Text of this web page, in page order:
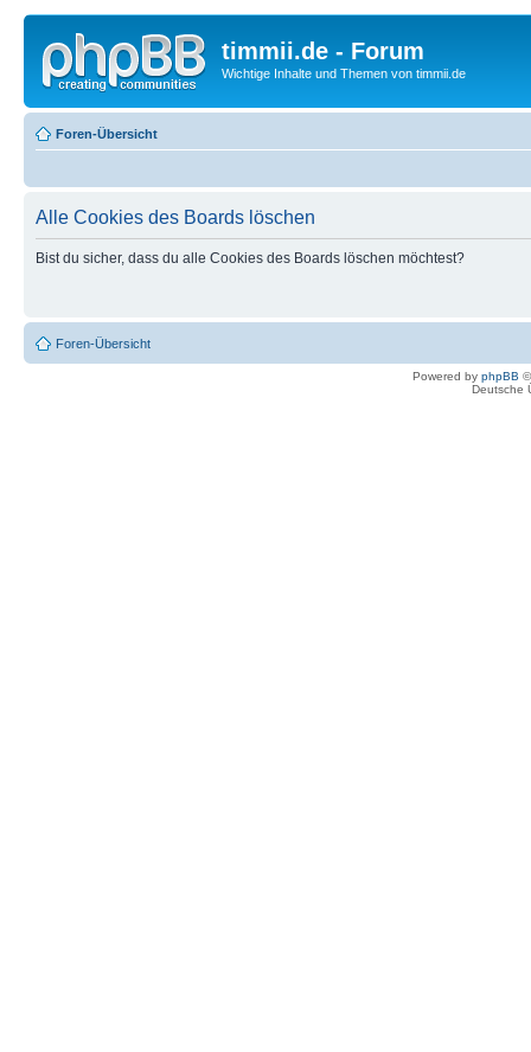
timmii.de - Forum
Wichtige Inhalte und Themen von timmii.de
Foren-Übersicht
Alle Cookies des Boards löschen
Bist du sicher, dass du alle Cookies des Boards löschen möchtest?
Foren-Übersicht
Powered by phpBB
Deutsche